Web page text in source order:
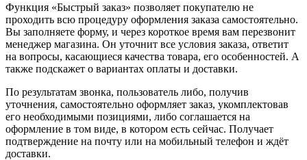
Функция «Быстрый заказ» позволяет покупателю не
проходить всю процедуру оформления заказа самостоятельно.
Вы заполняете форму, и через короткое время вам перезвонит
менеджер магазина. Он уточнит все условия заказа, ответит
на вопросы, касающиеся качества товара, его особенностей. А
также подскажет о вариантах оплаты и доставки.
По результатам звонка, пользователь либо, получив
уточнения, самостоятельно оформляет заказ, укомплектовав
его необходимыми позициями, либо соглашается на
оформление в том виде, в котором есть сейчас. Получает
подтверждение на почту или на мобильный телефон и ждёт
доставки.